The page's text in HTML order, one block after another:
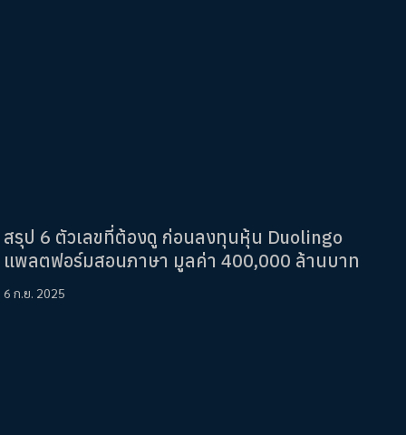
สรุป 6 ตัวเลขที่ต้องดู ก่อนลงทุนหุ้น Duolingo
แพลตฟอร์มสอนภาษา มูลค่า 400,000 ล้านบาท
6 ก.ย. 2025